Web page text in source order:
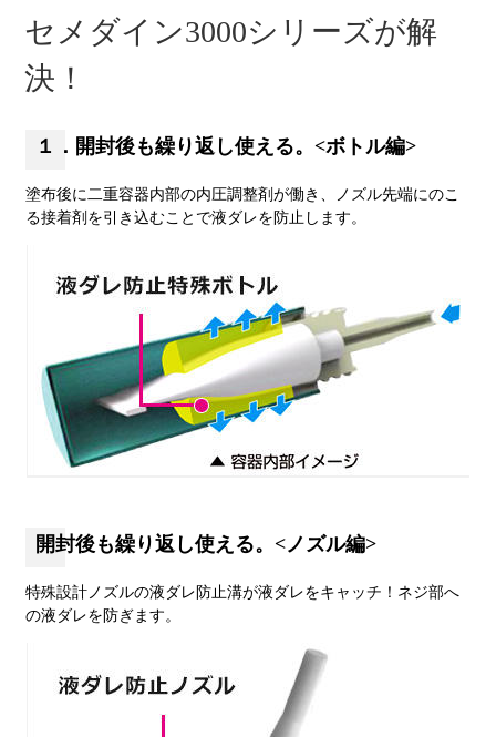
セメダイン3000シリーズが解
決！
１．開封後も繰り返し使える。<ボトル編>
塗布後に二重容器内部の内圧調整剤が働き、ノズル先端にのこ
る接着剤を引き込むことで液ダレを防止します。
開封後も繰り返し使える。<ノズル編>
特殊設計ノズルの液ダレ防止溝が液ダレをキャッチ！ネジ部へ
の液ダレを防ぎます。